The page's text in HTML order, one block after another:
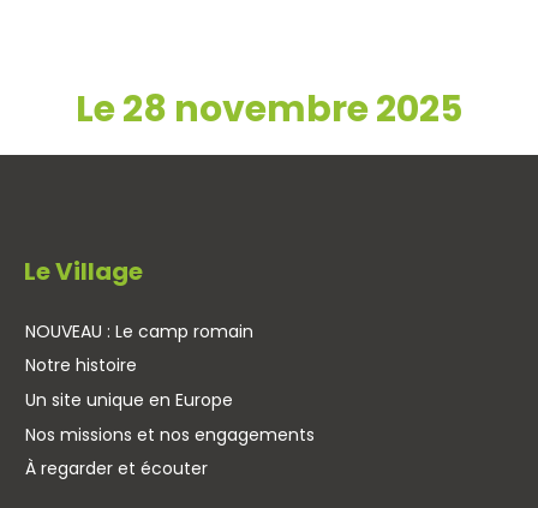
Le 28 novembre 2025
Le Village
NOUVEAU : Le camp romain
Notre histoire
Un site unique en Europe
Nos missions et nos engagements
À regarder et écouter